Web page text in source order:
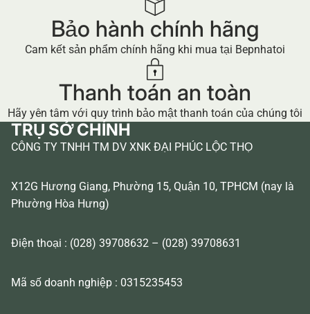
Bảo hành chính hãng
Cam kết sản phẩm chính hãng khi mua tại Bepnhatoi
Thanh toán an toàn
Hãy yên tâm với quy trình bảo mật thanh toán của chúng tôi
TRỤ SỞ CHÍNH
CÔNG TY TNHH TM DV XNK ĐẠI PHÚC LỘC THỌ
X12G Hương Giang, Phường 15, Quận 10, TPHCM (nay là
Phường Hòa Hưng)
Điện thoại : (028) 39708632 – (028) 39708631
Mã số doanh nghiệp : 0315235453